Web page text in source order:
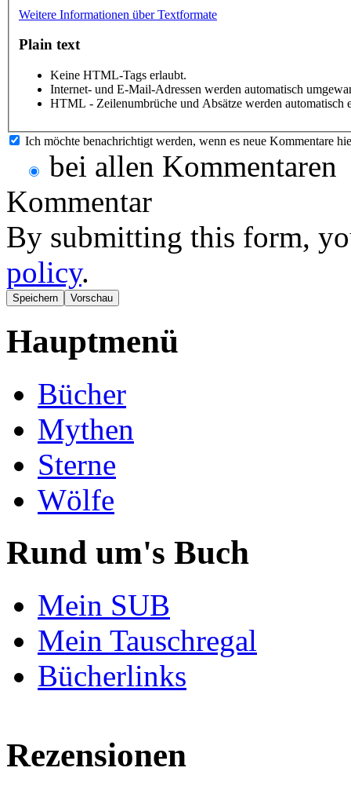
Weitere Informationen über Textformate
Plain text
Keine HTML-Tags erlaubt.
Internet- und E-Mail-Adressen werden automatisch
HTML - Zeilenumbrüche und Absätze werden automatisch
Ich möchte benachrichtigt werden, wenn es neue Kommentare
bei allen Kommentaren
Kommentar
By submitting this form,
policy.
Hauptmenü
Bücher
Mythen
Sterne
Wölfe
Rund um's Buch
Mein SUB
Mein Tauschregal
Bücherlinks
Rezensionen